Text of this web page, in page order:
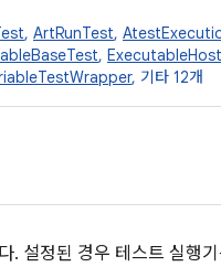
, ArtRunTest,
,
, 기타 12개
. 설정된 경우 테스트 실행